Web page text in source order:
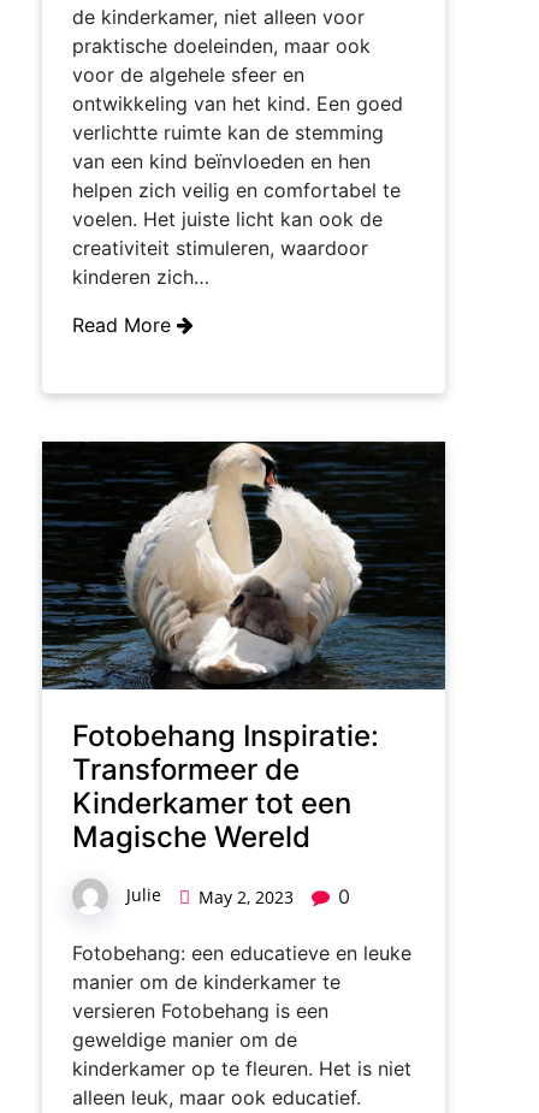
de kinderkamer, niet alleen voor
praktische doeleinden, maar ook
voor de algehele sfeer en
ontwikkeling van het kind. Een goed
verlichtte ruimte kan de stemming
van een kind beïnvloeden en hen
helpen zich veilig en comfortabel te
voelen. Het juiste licht kan ook de
creativiteit stimuleren, waardoor
kinderen zich…
Read More
Fotobehang Inspiratie:
Transformeer de
Kinderkamer tot een
Magische Wereld
Julie May 2, 2023 0
Fotobehang: een educatieve en leuke
manier om de kinderkamer te
versieren Fotobehang is een
geweldige manier om de
kinderkamer op te fleuren. Het is niet
alleen leuk, maar ook educatief.